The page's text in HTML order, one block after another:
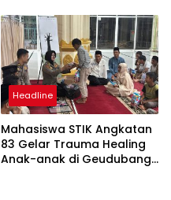
Pelaku Ditangkap
Headline
Mahasiswa STIK Angkatan
83 Gelar Trauma Healing
Anak-anak di Geudubang